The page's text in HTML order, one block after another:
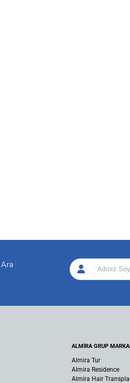
ALMİRA GRUP
Almira Tur
Almira Residence
Almira Hair